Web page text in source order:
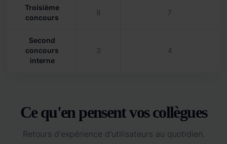
Troisième
concours
8 7
Second
concours
interne
3 4
Ce qu'en pensent vos collègues
Retours d'expérience d'utilisateurs au quotidien.